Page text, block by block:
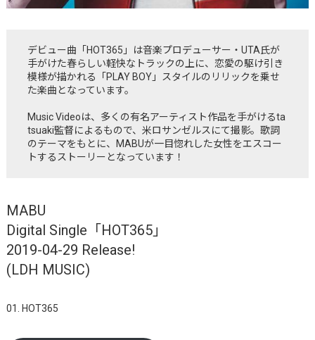
デビュー曲「HOT365」は音楽プロデューサー・UTA氏が
手がけた春らしい軽快なトラックの上に、恋愛の駆け引き
模様が描かれる「PLAY BOY」スタイルのリリックを乗せ
た楽曲となっています。
Music Videoは、多くの有名アーティスト作品を手がけるta
tsuaki監督によるもので、米ロサンゼルスにて撮影。歌詞
のテーマをもとに、MABUが一目惚れした女性をエスコー
トするストーリーとなっています！
MABU
Digital Single「HOT365」
2019-04-29 Release!
(LDH MUSIC)
01. HOT365